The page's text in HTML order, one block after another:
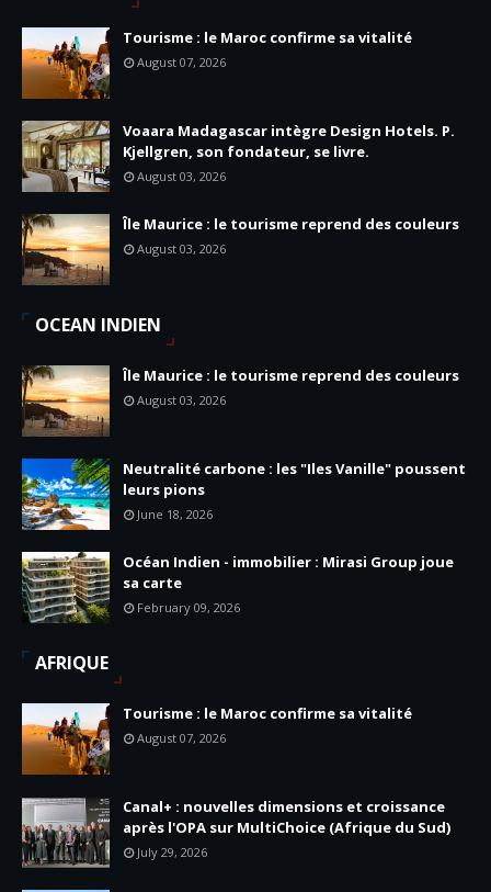
Tourisme : le Maroc confirme sa vitalité
August 07, 2026
Voaara Madagascar intègre Design Hotels. P.
Kjellgren, son fondateur, se livre.
August 03, 2026
Île Maurice : le tourisme reprend des couleurs
August 03, 2026
OCEAN INDIEN
Île Maurice : le tourisme reprend des couleurs
August 03, 2026
Neutralité carbone : les "Iles Vanille" poussent
leurs pions
June 18, 2026
Océan Indien - immobilier : Mirasi Group joue
sa carte
February 09, 2026
AFRIQUE
Tourisme : le Maroc confirme sa vitalité
August 07, 2026
Canal+ : nouvelles dimensions et croissance
après l'OPA sur MultiChoice (Afrique du Sud)
July 29, 2026